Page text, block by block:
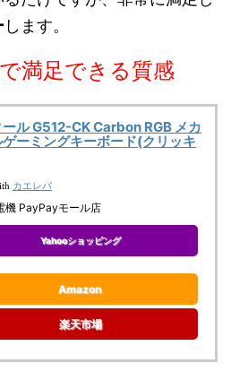
します。
満足できる質感
ール G512-CK Carbon RGB メカ
ーミングキーボード(クリッキ
カエレバ
機 PayPayモール店
Yahooショッピング
Amazon
楽天市場